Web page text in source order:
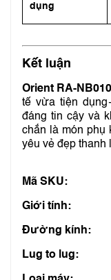
dụng
Kết luận
Orient RA-
tế vừa tiện
đáng tin cậy và
chắn là món phụ
yêu vẻ đẹp thanh
Mã SKU:
Giới tính:
Đường kính:
Lug to lug: